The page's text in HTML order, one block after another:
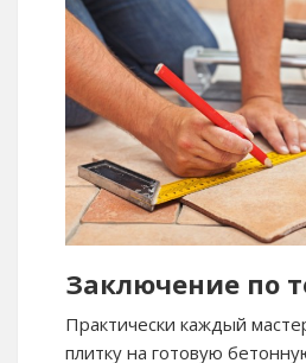
Заключение по
Практически каждый
плитку на готовую